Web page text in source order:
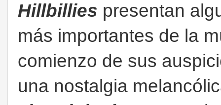
Hillbillies presentan
más importantes de la
comienzo de sus
una nostalgia